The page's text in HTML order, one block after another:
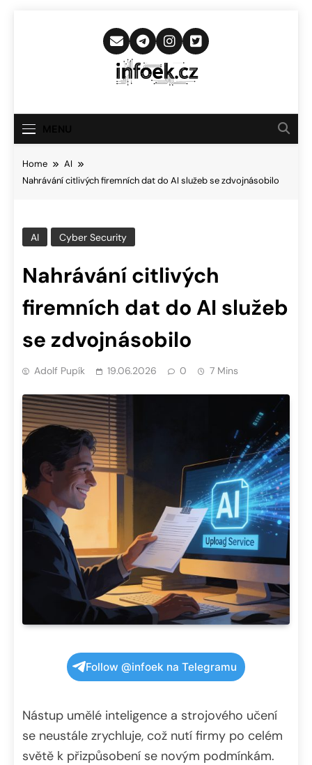
Infoek.cz
Novinkám
Home
AI
Nahrávání citlivých firemních dat do AI služeb se zdvojnásobilo
AI Cyber Security
Nahrávání citlivých
firemních dat do AI služeb
se zdvojnásobilo
Adolf Pupík 19.06.2026 0 7 Mins
Follow @infoek na Telegramu
Nástup umělé inteligence a strojového učení
se neustále zrychluje, což nutí firmy po celém
světě k přizpůsobení se novým podmínkám.